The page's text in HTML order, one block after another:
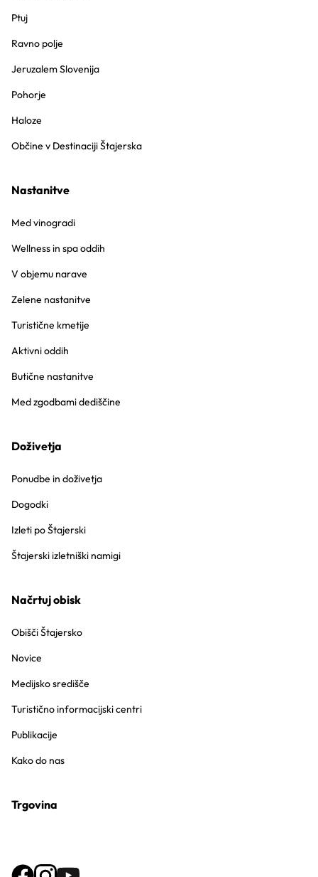
Ptuj
Ravno polje
Jeruzalem Slovenija
Pohorje
Haloze
Občine v Destinaciji Štajerska
Nastanitve
Med vinogradi
Wellness in spa oddih
V objemu narave
Zelene nastanitve
Turistične kmetije
Aktivni oddih
Butične nastanitve
Med zgodbami dediščine
Doživetja
Ponudbe in doživetja
Dogodki
Izleti po Štajerski
Štajerski izletniški namigi
Načrtuj obisk
Obišči Štajersko
Novice
Medijsko središče
Turistično informacijski centri
Publikacije
Kako do nas
Trgovina